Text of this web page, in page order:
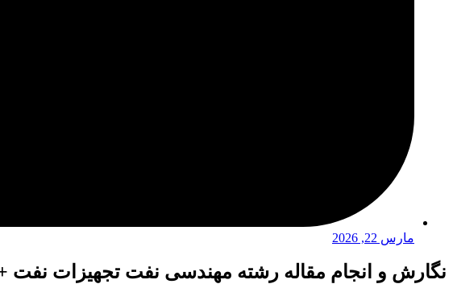
مارس 22, 2026
نگارش و انجام مقاله رشته مهندسی نفت تجهیزات نفت